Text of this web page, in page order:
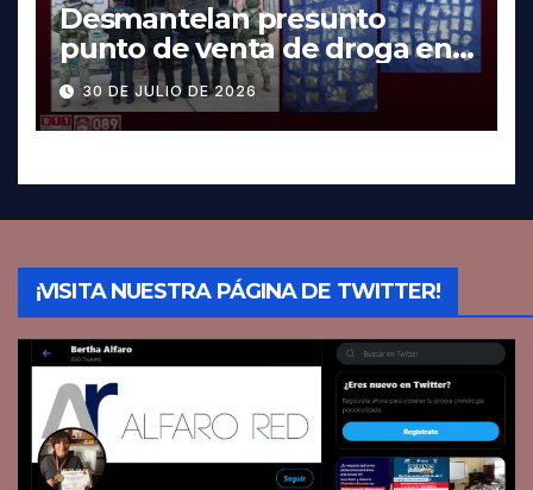
Desmantelan presunto
punto de venta de droga en
Pachuca; hay dos detenidos
30 DE JULIO DE 2026
¡VISITA NUESTRA PÁGINA DE TWITTER!